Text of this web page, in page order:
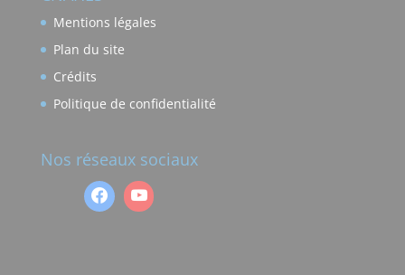
Mentions légales
Plan du site
Crédits
Politique de confidentialité
Nos réseaux sociaux